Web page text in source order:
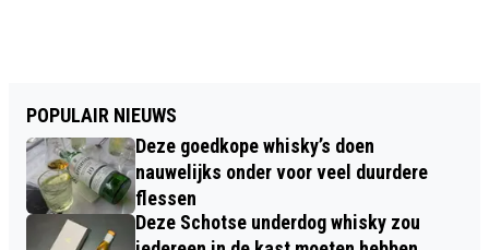
POPULAIR NIEUWS
Deze goedkope whisky’s doen
nauwelijks onder voor veel duurdere
flessen
Deze Schotse underdog whisky zou